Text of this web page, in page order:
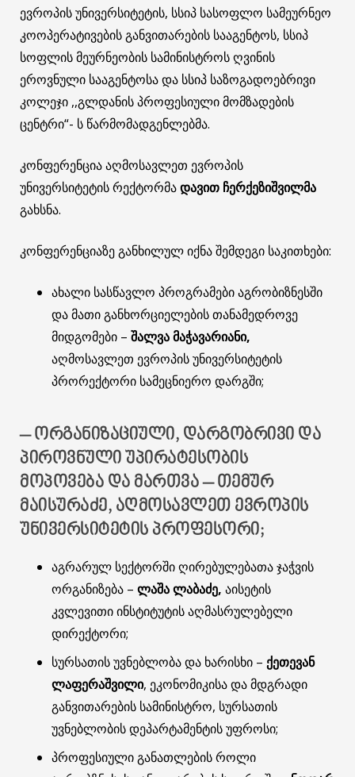
ევროპის უნივერსიტეტის, სსიპ სასოფლო სამეურნეო
კოოპერატივების განვითარების სააგენტოს, სსიპ
სოფლის მეურნეობის სამინისტროს ღვინის
ეროვნული სააგენტოსა და სსიპ საზოგადოებრივი
კოლეჯი ,,გლდანის პროფესიული მომზადების
ცენტრი“- ს წარმომადგენლებმა.
კონფერენცია აღმოსავლეთ ევროპის
უნივერსიტეტის რექტორმადავით ჩერქეზიშვილმა
გახსნა.
კონფერენციაზე განხილულ იქნა შემდეგი საკითხები:
ახალი სასწავლო პროგრამები აგრობიზნესში
და მათი განხორციელების თანამედროვე
მიდგომები – შალვა მაჭავარიანი,
აღმოსავლეთ ევროპის უნივერსიტეტის
პრორექტორი სამეცნიერო დარგში;
– ᲝᲠᲒᲐᲜᲘᲖᲐᲪᲘᲣᲚᲘ, ᲓᲐᲠᲒᲝᲑᲠᲘᲕᲘ ᲓᲐ
ᲞᲘᲠᲝᲕᲜᲣᲚᲘ ᲣᲞᲘᲠᲐᲢᲔᲡᲝᲑᲘᲡ
ᲛᲝᲞᲝᲕᲔᲑᲐ ᲓᲐ ᲛᲐᲠᲗᲕᲐ – ᲗᲔᲛᲣᲠ
ᲛᲐᲘᲡᲣᲠᲐᲫᲔ, ᲐᲦᲛᲝᲡᲐᲕᲚᲔᲗ ᲔᲕᲠᲝᲞᲘᲡ
ᲣᲜᲘᲕᲔᲠᲡᲘᲢᲔᲢᲘᲡ ᲞᲠᲝᲤᲔᲡᲝᲠᲘ;
აგრარულ სექტორში ღირებულებათა ჯაჭვის
ორგანიზება – ლაშა ლაბაძე, აისეტის
კვლევითი ინსტიტუტის აღმასრულებელი
დირექტორი;
სურსათის უვნებლობა და ხარისხი – ქეთევან
ლაფერაშვილი, ეკონომიკისა და მდგრადი
განვითარების სამინისტრო, სურსათის
უვნებლობის დეპარტამენტის უფროსი;
პროფესიული განათლების როლი